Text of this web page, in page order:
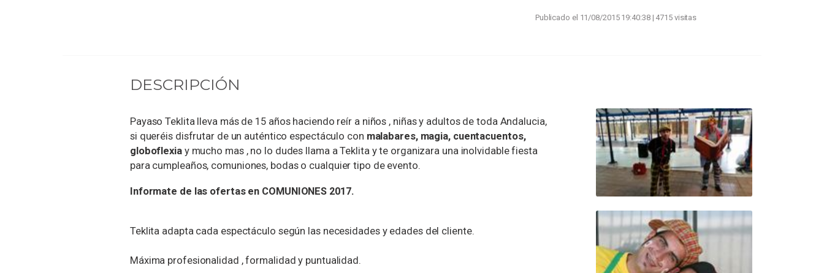
Publicado el 11/08/2015 19:40:38 | 4715 visitas
DESCRIPCIÓN
Payaso Teklita lleva más de 15 años haciendo reír a niños , niñas y adultos de toda Andalucia,
si queréis disfrutar de un auténtico espectáculo con malabares, magia, cuentacuentos,
globoflexiay mucho mas , no lo dudes llama a Teklita y te organizara una inolvidable fiesta
para cumpleaños, comuniones, bodas o cualquier tipo de evento.
Informate de las ofertas en COMUNIONES 2017.
Teklita adapta cada espectáculo según las necesidades y edades del cliente.
Máxima profesionalidad , formalidad y puntualidad.